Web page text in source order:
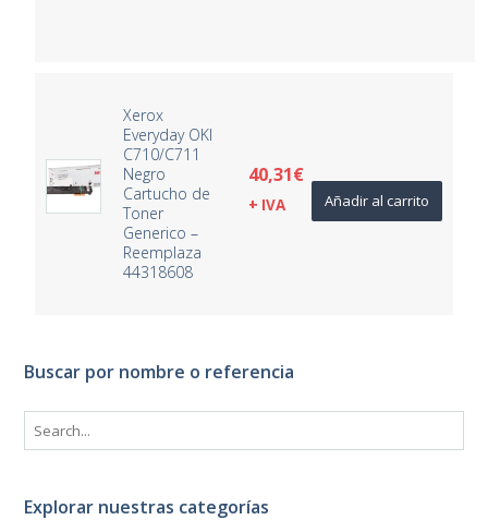
Xerox
Everyday OKI
C710/C711
Negro
Cartucho de
Toner
Generico –
Reemplaza
44318608
40,31€
+ IVA Añadir al carrito
Buscar por nombre o referencia
Explorar nuestras categorías